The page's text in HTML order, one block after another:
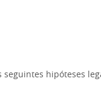
seguintes hipóteses